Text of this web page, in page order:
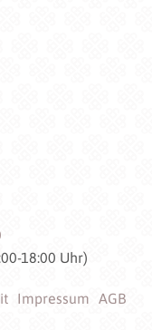
18:00 Uhr)
Impressum
AGB